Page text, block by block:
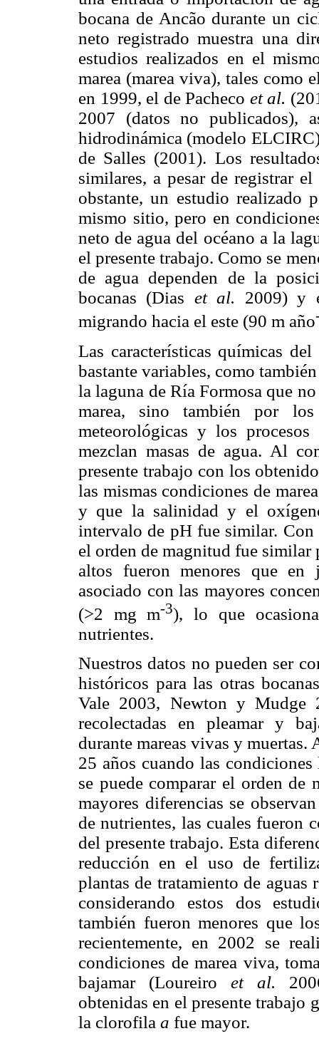
bocana de Ancão durante un
neto registrado muestra una
estudios realizados en el
marea (marea viva), tales como
en 1999, el de Pacheco et al.
2007 (datos no publicados),
hidrodinámica (modelo
de Salles (2001). Los
similares, a pesar de registrar
obstante, un estudio realizado
mismo sitio, pero en
neto de agua del océano a la
el presente trabajo. Como se
de agua dependen de la
bocanas (Dias et al. 2009) y
migrando hacia el este (90 m año
Las características químicas
bastante variables, como
la laguna de Ría Formosa que
marea, sino también por
meteorológicas y los
mezclan masas de agua. Al
presente trabajo con los
las mismas condiciones de
y que la salinidad y el
intervalo de pH fue similar. Con
el orden de magnitud fue similar
altos fueron menores que en
asociado con las mayores
(>2 mg m-3), lo que
nutrientes.
Nuestros datos no pueden ser
históricos para las otras
Vale 2003, Newton y Mudge
recolectadas en pleamar y
durante mareas vivas y muertas.
25 años cuando las
se puede comparar el orden de
mayores diferencias se
de nutrientes, las cuales fueron
del presente trabajo. Esta
reducción en el uso de
plantas de tratamiento de
considerando estos dos
también fueron menores que
recientemente, en 2002 se
condiciones de marea viva,
bajamar (Loureiro et al.
obtenidas en el presente trabajo
la clorofila a fue mayor.